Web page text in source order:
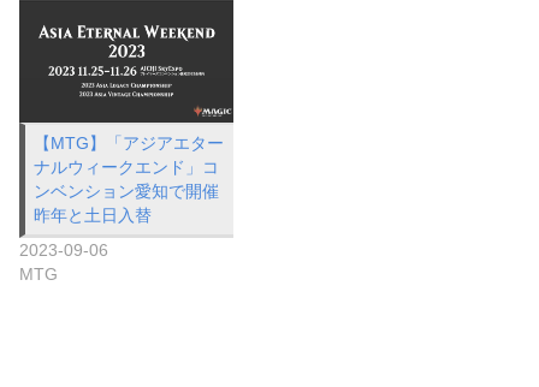
【MTG】「アジアエター
ナルウィークエンド」コ
ンベンション愛知で開催
昨年と土日入替
2023-09-06
MTG